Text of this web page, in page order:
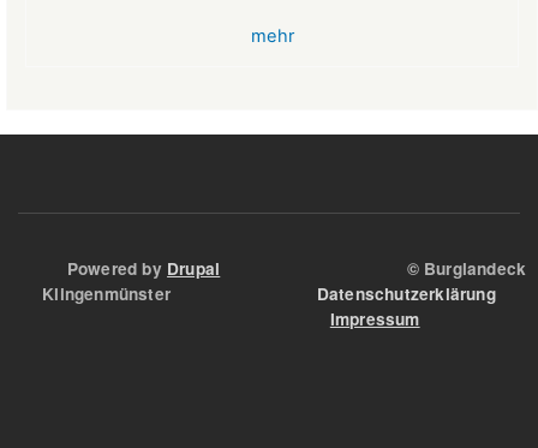
mehr
Powered by Drupal © Burglandeck
Klingenmünster Datenschutzerklärung
Impressum